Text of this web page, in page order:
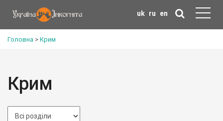
uk ru en
Головна > Крим
Крим